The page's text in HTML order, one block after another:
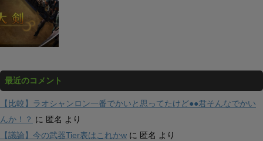
最近のコメント
【比較】ラオシャンロン一番でかいと思ってたけど●●君そんなでかい
んか！？ に 匿名 より
【議論】今の武器Tier表はこれかw に 匿名 より